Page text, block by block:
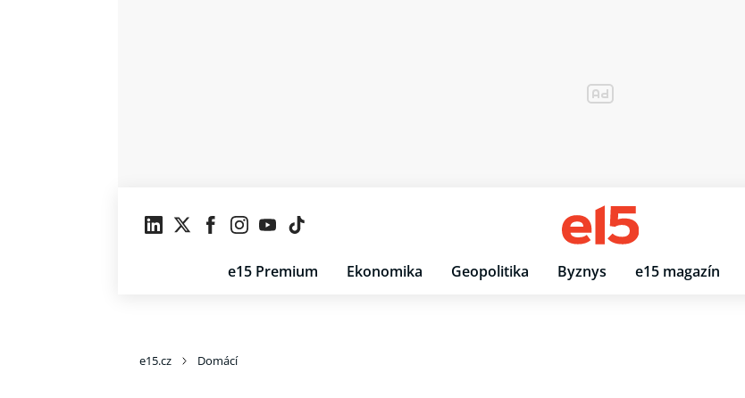
e15 Premium Ekonomika Geopolitika Byznys e15 magazín
e15.cz Domácí